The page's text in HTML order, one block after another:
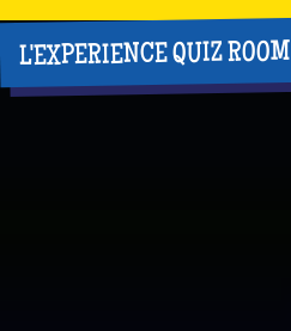
L'EXPERIENCE QUIZ ROOM